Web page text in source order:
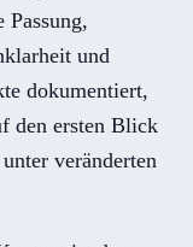
und
dokumentiert,
den ersten Blick
veränderten